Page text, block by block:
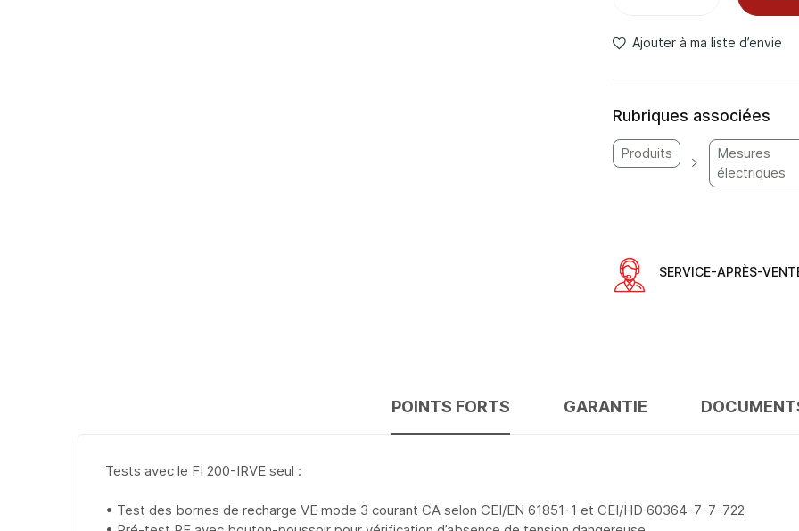
Ajouter à ma liste d’envie
Rubriques associées
Produits
Mesures
électriques
SERVICE-APRÈS-
POINTS FORTS GARANTIE
Tests avec le FI 200-IRVE seul :
• Test des bornes de recharge VE mode 3 courant CA selon CEI/EN 61851-1 et CEI/HD 60364-7-7-722